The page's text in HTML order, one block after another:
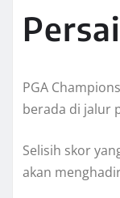
PGA
berada di jalur
Selisih skor
akan